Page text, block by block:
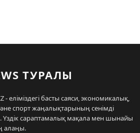
ТУРАЛЫ
- еліміздегі басты саяси, экономикалық,
спорт жаңалықтарының сенімді
Үздік сараптамалық мақала мен шынайы
алаңы.